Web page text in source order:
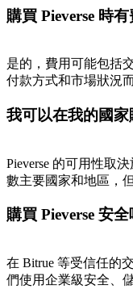
購買 Pieverse 時
是的，費用可能包括
付款方式和市場狀況而
我可以在我的國家
Pieverse 的可用性取
數主要國家和地區，
購買 Pieverse 安全
在 Bitrue 等受信任的
們使用企業級安全、